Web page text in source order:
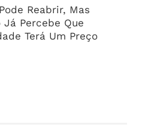
Reabrir, Mas
Já Percebe Que
Terá Um Preço